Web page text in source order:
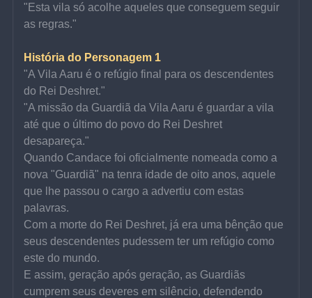
"Esta vila só acolhe aqueles que conseguem seguir
as regras."
História do Personagem 1
"A Vila Aaru é o refúgio final para os descendentes
do Rei Deshret."
"A missão da Guardiã da Vila Aaru é guardar a vila
até que o último do povo do Rei Deshret
desapareça."
Quando Candace foi oficialmente nomeada como a
nova "Guardiã" na tenra idade de oito anos, aquele
que lhe passou o cargo a advertiu com estas
palavras.
Com a morte do Rei Deshret, já era uma bênção que
seus descendentes pudessem ter um refúgio como
este do mundo.
E assim, geração após geração, as Guardiãs
cumprem seus deveres em silêncio, defendendo